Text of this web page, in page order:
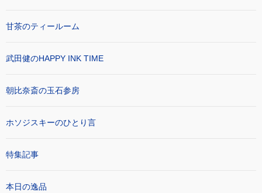
甘茶のティールーム
武田健のHAPPY INK TIME
朝比奈斎の玉石参房
ホソジスキーのひとり言
特集記事
本日の逸品